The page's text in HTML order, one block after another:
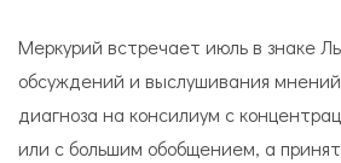
Меркурий встречает июль в знаке
обсуждений и выслушивания
диагноза на консилиум с
или с большим обобщением, а